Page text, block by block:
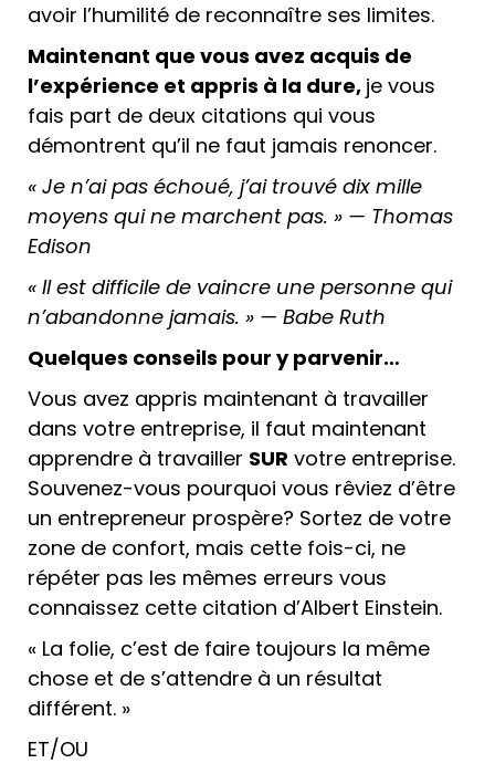
avoir l’humilité de reconnaître ses limites.
Maintenant que vous avez acquis de
l’expérience et appris à la dure, je vous
fais part de deux citations qui vous
démontrent qu’il ne faut jamais renoncer.
« Je n’ai pas échoué, j’ai trouvé dix mille
moyens qui ne marchent pas. » — Thomas
Edison
« Il est difficile de vaincre une personne qui
n’abandonne jamais. » — Babe Ruth
Quelques conseils pour y parvenir…
Vous avez appris maintenant à travailler
dans votre entreprise, il faut maintenant
apprendre à travailler SUR votre entreprise.
Souvenez-vous pourquoi vous rêviez d’être
un entrepreneur prospère? Sortez de votre
zone de confort, mais cette fois-ci, ne
répéter pas les mêmes erreurs vous
connaissez cette citation d’Albert Einstein.
« La folie, c’est de faire toujours la même
chose et de s’attendre à un résultat
différent. »
ET/OU